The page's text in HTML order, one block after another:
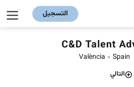
التسجيل
C&D Talent
València - Spain
التالي